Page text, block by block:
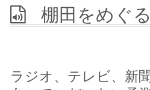
棚田をめぐる
ラジオ、テレビ、新